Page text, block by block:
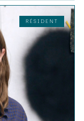
RÉSIDENT